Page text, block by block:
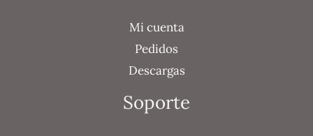
Mi cuenta
Pedidos
Descargas
Soporte